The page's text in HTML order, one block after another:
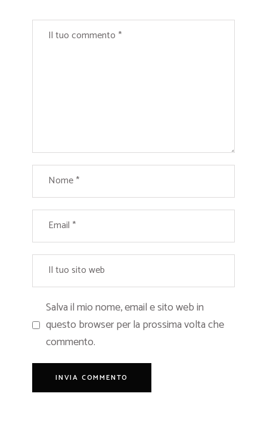
Salva il mio nome, email e sito web in
questo browser per la prossima volta che
commento.